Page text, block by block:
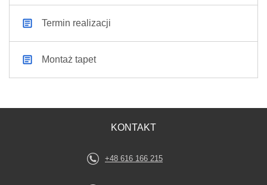
Termin realizacji
Montaż tapet
KONTAKT
+48 616 166 215